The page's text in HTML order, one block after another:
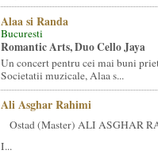
Alaa si Randa
Bucuresti
Romantic Arts, Duo Cello Jaya
Un concert pentru cei mai buni
Societatii muzicale, Alaa s...
Ali Asghar Rahimi
Ostad (Master) ALI ASGHAR
I...